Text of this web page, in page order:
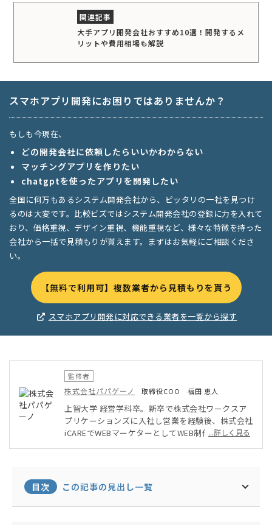
大手アプリ開発会社おすすめ10選！開発するメ
リットや費用相場も解説
スマホアプリ開発にお困りではありませんか？
もしも今現在、
どの開発会社に依頼したらいいかわからない
マッチングアプリを作りたい
chatgptを使ったアプリを開発したい
全国に何万もあるシステム開発会社から、ピッタリの一社を見つけ
るのは大変です。比較ビズではシステム開発会社の登録に力を入れて
おり、価格重視、デザイン重視、機能重視など、様々な特徴を持った
会社から一括で見積もりが貰えます。まずはお気軽にご相談くださ
い。
【無料で利用可】複数業者から見積もりを貰う
スマホアプリ開発に対応できる業者を一覧から探す
監修者
株式会社パパゲーノ 取締役COO 福田 恵人
上智大学 経営学科卒。新卒で株式会社ワークスア
プリケーションズに入社し営業を経験後、株式会社
iCAREでWEBマーケターとしてWEB制作、広告運
...詳しく見る
目次 この記事の見出し一覧